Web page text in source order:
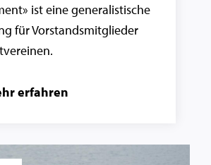
ist eine generalistische
für Vorstandsmitglieder
erfahren